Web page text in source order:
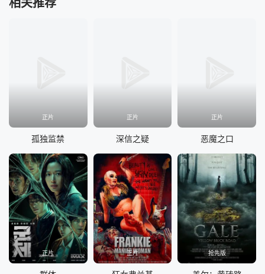
正片
孤独监禁
正片
深信之疑
正片
恶魔之口
正片 正片 抢先版